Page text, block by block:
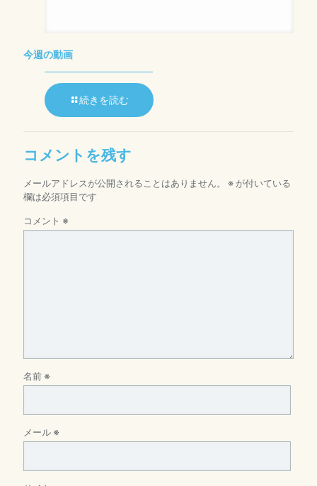
今週の動画
続きを読む
コメントを残す
メールアドレスが公開されることはありません。 ※ が付いている
欄は必須項目です
コメント ※
名前 ※
メール ※